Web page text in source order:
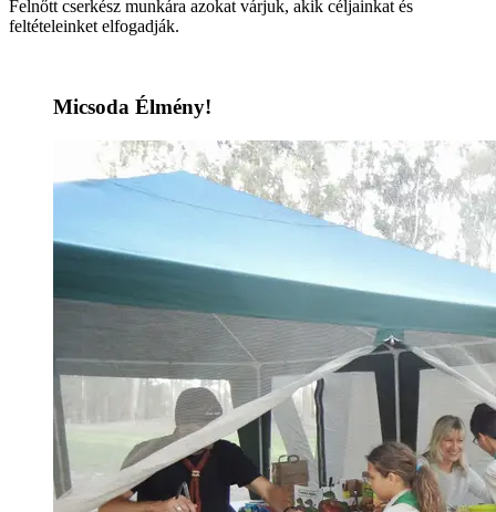
Felnőtt cserkész munkára azokat várjuk, akik céljainkat és
feltételeinket elfogadják.
Micsoda Élmény!